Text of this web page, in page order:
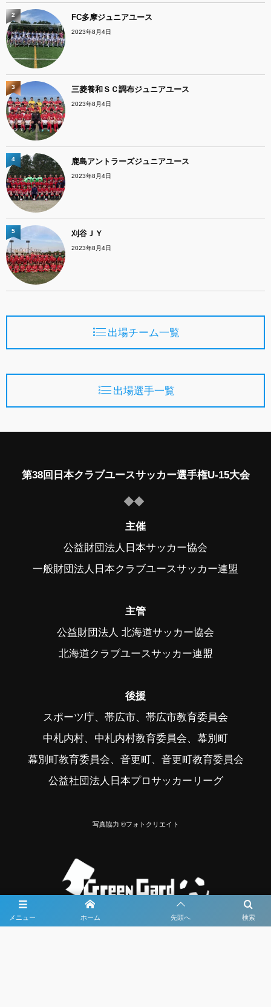
FC多摩ジュニアユース
2023年8月4日
2
三菱養和ＳＣ調布ジュニアユース
2023年8月4日
3
鹿島アントラーズジュニアユース
2023年8月4日
4
刈谷ＪＹ
2023年8月4日
5
出場チーム一覧
出場選手一覧
メニュー 検索
ホーム 先頭へ
第38回日本クラブユースサッカー選手権U-15大会
主催
公益財団法人日本サッカー協会
一般財団法人日本クラブユースサッカー連盟
主管
公益財団法人 北海道サッカー協会
北海道クラブユースサッカー連盟
後援
スポーツ庁、帯広市、帯広市教育委員会
中札内村、中札内村教育委員会、幕別町
幕別町教育委員会、音更町、音更町教育委員会
公益社団法人日本プロサッカーリーグ
写真協力 ©フォトクリエイト